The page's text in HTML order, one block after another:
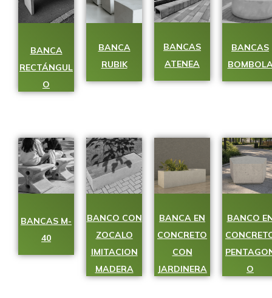
BANCA
RECTÁNGUL
O
BANCA
RUBIK
BANCAS
ATENEA
BANCAS
BANCAS M-
40
BANCO CON
ZOCALO
IMITACION
MADERA
BANCA EN
CONCRETO
CON
JARDINERA
BANCO
O